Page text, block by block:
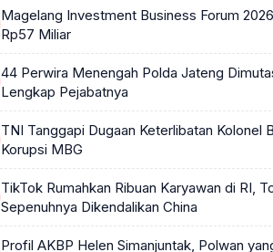
Magelang Investment Business Forum
Rp57 Miliar
44 Perwira Menengah Polda Jateng
Lengkap Pejabatnya
TNI Tanggapi Dugaan Keterlibatan Kolonel
Korupsi MBG
TikTok Rumahkan Ribuan Karyawan di RI,
Sepenuhnya Dikendalikan China
Profil AKBP Helen Simanjuntak, Polwan